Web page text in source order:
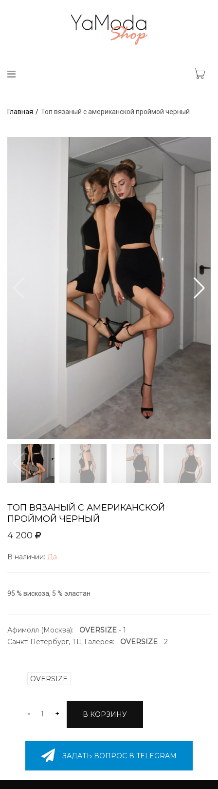
Главная Топ вязаный с американской проймой черный
ТОП ВЯЗАНЫЙ С АМЕРИКАНСКОЙ
ПРОЙМОЙ ЧЕРНЫЙ
4 200
В наличии: Да
95 % вискоза, 5 % эластан
Афимолл (Москва): OVERSIZE - 1
Санкт-Петербург, ТЦ Галерея: OVERSIZE - 2
OVERSIZE
- + В КОРЗИНУ
ЗАДАТЬ ВОПРОС В TELEGRAM